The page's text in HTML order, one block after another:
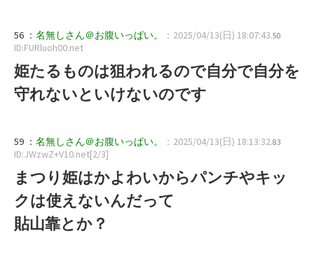
56 ： 名無しさん＠お腹いっぱい。 ：2025/04/13(日) 18:07:43.50
ID:FURluoh00.net
姫たるものは狙われるので自分で自分を
守れないといけないのです
59 ： 名無しさん＠お腹いっぱい。 ：2025/04/13(日) 18:13:32.83
ID:JWzwZ+V10.net[2/3]
まつり姫はかよわいからパンチやキッ
クは使えないんだって
貼山靠とか？